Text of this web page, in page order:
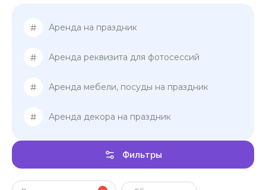
# Аренда на праздник
# Аренда реквизита для фотосессий
# Аренда мебели, посуды на праздник
# Аренда декора на праздник
Фильтры